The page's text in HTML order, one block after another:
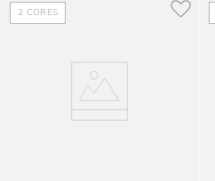
2 CORES